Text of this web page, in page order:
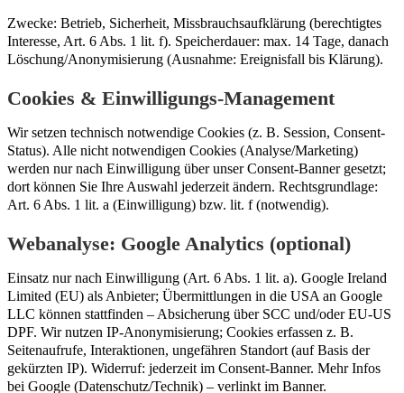
Zwecke: Betrieb, Sicherheit, Missbrauchsaufklärung (berechtigtes
Interesse, Art. 6 Abs. 1 lit. f). Speicherdauer: max. 14 Tage, danach
Löschung/Anonymisierung (Ausnahme: Ereignisfall bis Klärung).
Cookies & Einwilligungs-Management
Wir setzen technisch notwendige Cookies (z. B. Session, Consent-
Status). Alle nicht notwendigen Cookies (Analyse/Marketing)
werden nur nach Einwilligung über unser Consent-Banner gesetzt;
dort können Sie Ihre Auswahl jederzeit ändern. Rechtsgrundlage:
Art. 6 Abs. 1 lit. a (Einwilligung) bzw. lit. f (notwendig).
Webanalyse: Google Analytics (optional)
Einsatz nur nach Einwilligung (Art. 6 Abs. 1 lit. a). Google Ireland
Limited (EU) als Anbieter; Übermittlungen in die USA an Google
LLC können stattfinden – Absicherung über SCC und/oder EU-US
DPF. Wir nutzen IP-Anonymisierung; Cookies erfassen z. B.
Seitenaufrufe, Interaktionen, ungefähren Standort (auf Basis der
gekürzten IP). Widerruf: jederzeit im Consent-Banner. Mehr Infos
bei Google (Datenschutz/Technik) – verlinkt im Banner.